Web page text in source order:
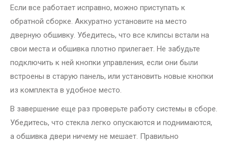
Если все работает исправно, можно приступать к
обратной сборке. Аккуратно установите на место
дверную обшивку. Убедитесь, что все клипсы встали на
свои места и обшивка плотно прилегает. Не забудьте
подключить к ней кнопки управления, если они были
встроены в старую панель, или установить новые кнопки
из комплекта в удобное место.
В завершение еще раз проверьте работу системы в сборе.
Убедитесь, что стекла легко опускаются и поднимаются,
а обшивка двери ничему не мешает. Правильно